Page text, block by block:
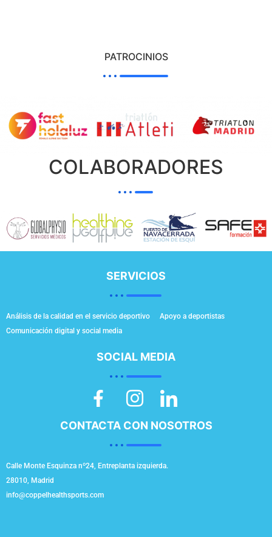
PATROCINIOS
COLABORADORES
SERVICIOS
Análisis de la calidad en el servicio deportivo
Apoyo a deportistas
Comunicación digital y social media
SOCIAL MEDIA
CONTACTA CON NOSOTROS
Calle Monte Esquinza nº24, Entreplanta izquierda.
28010, Madrid
info@coppelhealthsports.com